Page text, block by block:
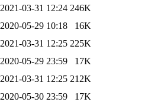
2021-03-31 12:24 246K
2020-05-29 10:18
16K
2021-03-31 12:25 225K
2020-05-29 23:59
17K
2021-03-31 12:25 212K
2020-05-30 23:59
17K